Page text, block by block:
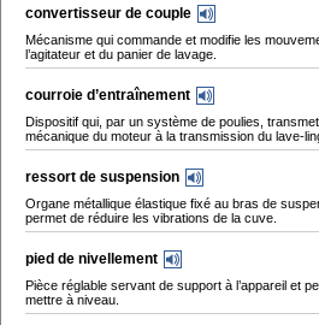
convertisseur de couple
Mécanisme qui commande et modifie les
l’agitateur et du panier de lavage.
courroie d’entraînement
Dispositif qui, par un système de poulies, transmet
mécanique du moteur à la transmission du lave-
ressort de suspension
Organe métallique élastique fixé au bras de
permet de réduire les vibrations de la cuve.
pied de nivellement
Pièce réglable servant de support à l’appareil et
mettre à niveau.